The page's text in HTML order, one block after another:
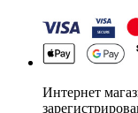
Интернет